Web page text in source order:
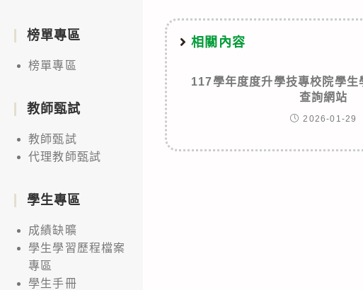
相關內容
117學年度度升學技專校院學生
查詢網站
2026-01-29
榜單專區
榜單專區
教師甄試
教師甄試
代理教師甄試
學生專區
成績缺曠
學生學習歷程檔案
專區
學生手冊